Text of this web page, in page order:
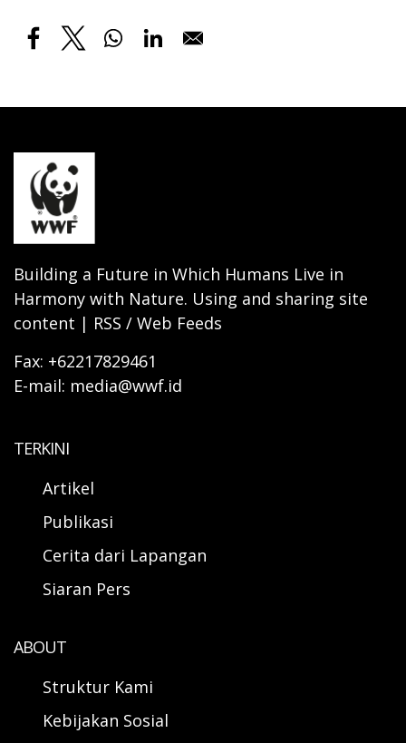
Building a Future in Which Humans Live in
Harmony with Nature. Using and sharing site
content | RSS / Web Feeds
Fax: +62217829461
E-mail: media@wwf.id
TERKINI
Artikel
Publikasi
Cerita dari Lapangan
Siaran Pers
ABOUT
Struktur Kami
Kebijakan Sosial